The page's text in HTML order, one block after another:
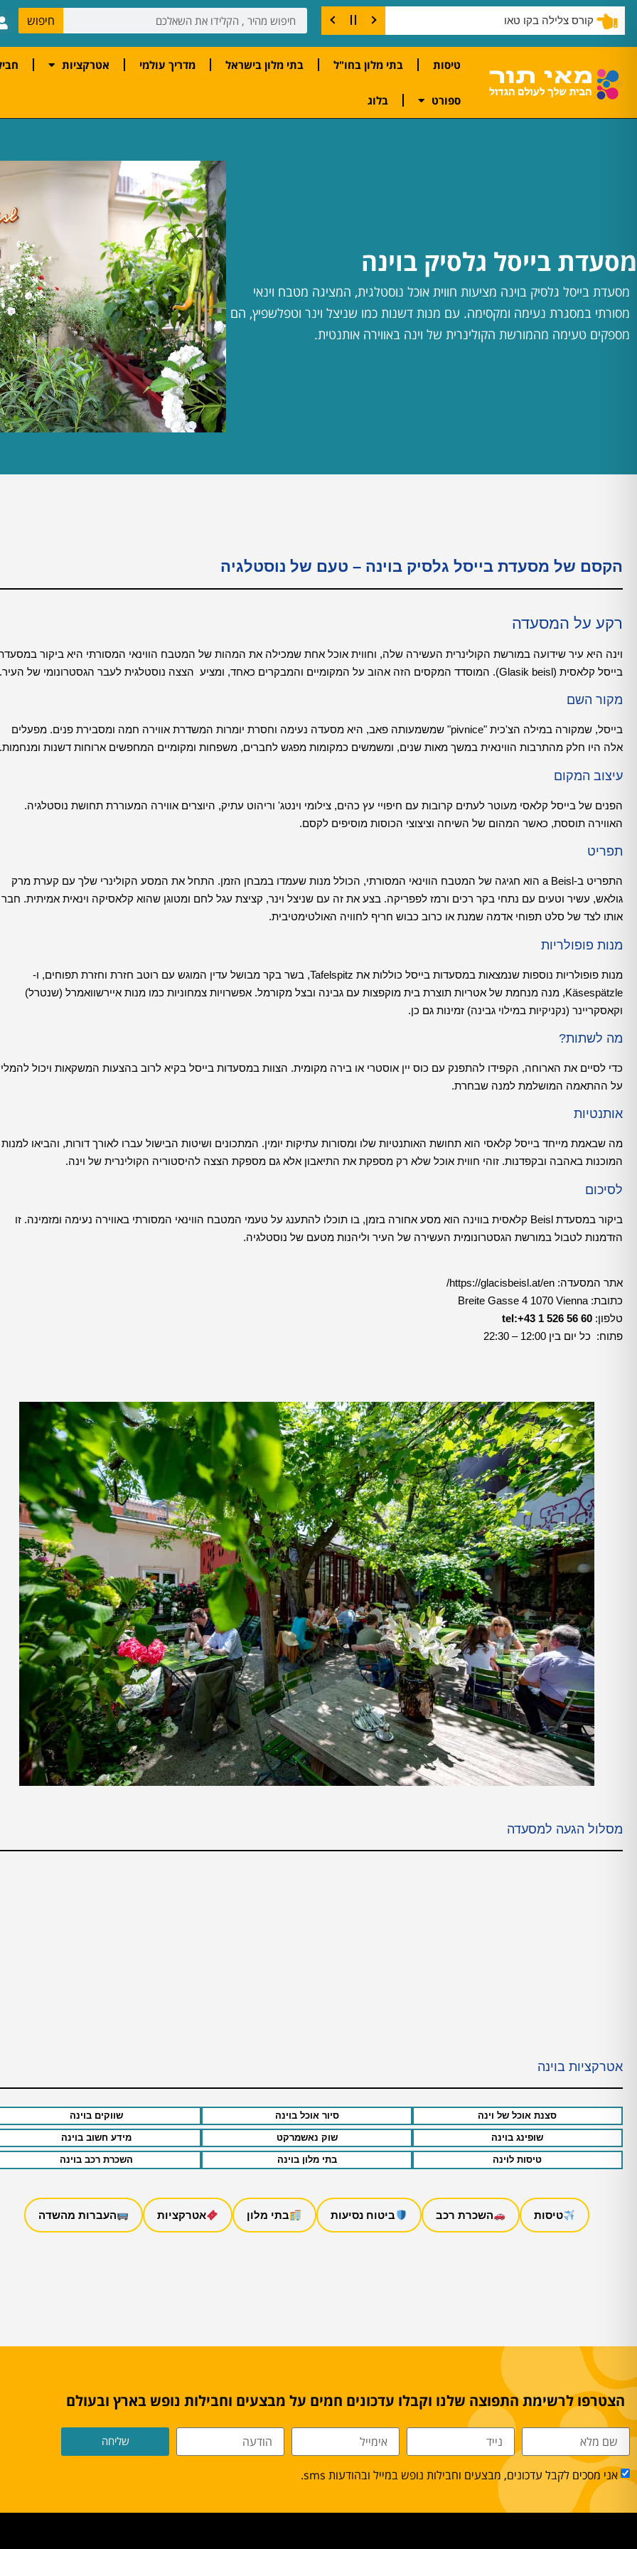
דברים שחייבים לעשות בקו טאו חיפוש
טיסות בתי מלון בחו"ל בתי מלון בישראל מדריך עולמי אטרקציות
ספורט בלוג
מסעדת בייסל גלסיק בוינה
מסעדת בייסל גלסיק בוינה מציעות חווית אוכל נוסטלגית, המציגה מטבח וינאי
מסורתי במסגרת נעימה ומקסימה. עם מנות דשנות כמו שניצל וינר וטפלשפיץ, הם
מספקים טעימה מהמורשת הקולינרית של וינה באווירה אותנטית.
הקסם של מסעדת בייסל גלסיק בוינה – טעם של נוסטלגיה
רקע על המסעדה
וינה היא עיר שידועה במורשת הקולינרית העשירה שלה, וחווית אוכל אחת שמכילה את המהות של המטבח הווינאי המסורתי היא ביקור
בייסל קלאסית (Glasik beisl). המוסדד המקסים הזה אהוב על המקומיים והמבקרים כאחד, ומציע הצצה נוסטלגית לעבר הגסטרונומי של העיר.
מקור השם
בייסל, שמקורה במילה הצ'כית "pivnice" שמשמעותה פאב, היא מסעדה נעימה וחסרת יומרות המשדרת אווירה חמה ומסבירת פנים. מפעלים
אלה היו חלק מהתרבות הווינאית במשך מאות שנים, ומשמשים כמקומות מפגש לחברים, משפחות ומקומיים המחפשים ארוחות דשנות ומנחמות.
עיצוב המקום
הפנים של בייסל קלאסי מעוטר לעתים קרובות עם חיפויי עץ כהים, צילומי וינטג' וריהוט עתיק, היוצרים אווירה המעוררת תחושת נוסטלגיה.
האווירה תוססת, כאשר המהום של השיחה וציצוצי הכוסות מוסיפים לקסם.
תפריט
התפריט ב-a Beisl הוא חגיגה של המטבח הווינאי המסורתי, הכולל מנות שעמדו במבחן הזמן. התחל את המסע הקולינרי שלך עם קערת מרק
גולאש, עשיר וטעים עם נתחי בקר רכים ורמז לפפריקה. בצע את זה עם שניצל וינר, קציצת עגל לחם ומטוגן שהוא קלאסיקה וינאית אמיתית. חבר
אותו לצד של סלט תפוחי אדמה שמנת או כרוב כבוש חריף לחוויה האולטימטיבית.
מנות פופולריות
מנות פופולריות נוספות שנמצאות במסעדות בייסל כוללות את Tafelspitz, בשר בקר מבושל עדין המוגש עם רוטב חזרת וחזרת תפוחים, ו-
Käsespätzle, מנה מנחמת של אטריות תוצרת בית מוקפצות עם גבינה ובצל מקורמל. אפשרויות צמחוניות כמו מנות איירשוואמרל (שנטרל)
וקאסקריינר (נקניקיות במילוי גבינה) זמינות גם כן.
מה לשתות?
כדי לסיים את הארוחה, הקפידו להתפנק עם כוס יין אוסטרי או בירה מקומית. הצוות במסעדות בייסל בקיא לרוב בהצעות המשקאות ויכול
על ההתאמה המושלמת למנה שבחרת.
אותנטיות
מה שבאמת מייחד בייסל קלאסי הוא תחושת האותנטיות שלו ומסורות עתיקות יומין. המתכונים ושיטות הבישול עברו לאורך דורות, והביאו למנות
המוכנות באהבה ובקפדנות. זוהי חווית אוכל שלא רק מספקת את התיאבון אלא גם מספקת הצצה להיסטוריה הקולינרית של וינה.
לסיכום
ביקור במסעדת Beisl קלאסית בווינה הוא מסע אחורה בזמן, בו תוכלו להתענג על טעמי המטבח הווינאי המסורתי באווירה נעימה ומזמינה. זו
הזדמנות לטבול במורשת הגסטרונומית העשירה של העיר וליהנות מטעם של נוסטלגיה.
אתר המסעדה: https://glacisbeisl.at/en/
כתובת: Breite Gasse 4 1070 Vienna
טלפון: tel:+43 1 526 56 60
פתוח: כל יום בין 12:00 – 22:30
מסלול הגעה למסעדה
אטרקציות בוינה
סצנת אוכל של וינה סיור אוכל בוינה שווקים בוינה
שופינג בוינה שוק נאשמרקט מידע חשוב בוינה
טיסות לוינה בתי מלון בוינה השכרת רכב בוינה
טיסות השכרת רכב ביטוח נסיעות בתי מלון אטרקציות העברות מהשדה
הצטרפו לרשימת התפוצה שלנו וקבלו עדכונים חמים על מבצעים וחבילות נופש בארץ ובעולם
אני מסכים לקבל עדכונים, מבצעים וחבילות נופש במייל ובהודעות sms.
שליחה